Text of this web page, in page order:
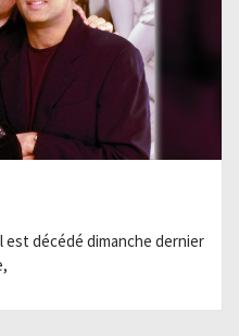
est décédé dimanche dernier